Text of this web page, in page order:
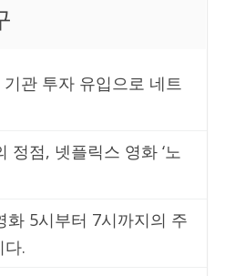
관 투자 유입으로 네트
정점, 넷플릭스 영화 ‘노
화 5시부터 7시까지의 주
다.